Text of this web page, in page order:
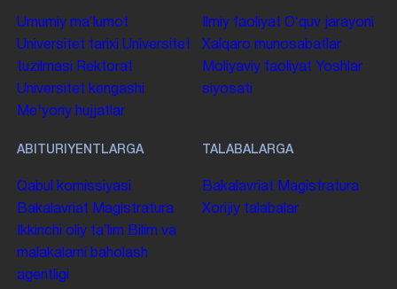
Umumiy maʼlumot
Universitet tarixi Universitet
tuzilmasi
Rektorat
Universitet kengashi
Me'yoriy hujjatlar
Ilmiy faoliyat Oʻquv jarayoni
Xalqaro munosabatlar
Moliyaviy faoliyat Yoshlar
siyosati
ABITURIYENTLARGA
Qabul komissiyasi
Bakalavriat Magistratura
Ikkinchi oliy taʼlim Bilim va
malakalarni baholash
agentligi
TALABALARGA
Bakalavriat Magistratura
Xorijiy talabalar